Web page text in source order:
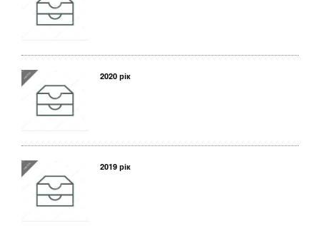
2020 рік
2019 рік